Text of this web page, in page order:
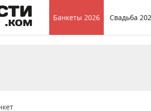
Банкеты 2026 Свадьба